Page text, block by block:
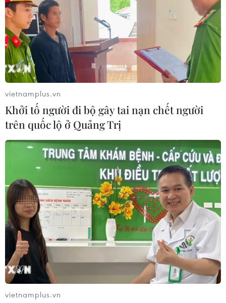
vietnamplus.vn
Khởi tố người đi bộ gây tai nạn chết người
trên quốc lộ ở Quảng Trị
vietnamplus.vn